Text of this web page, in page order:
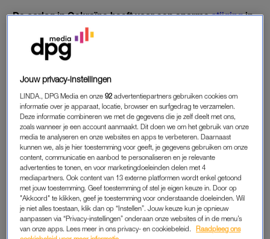
De oorlog in Oekraïne heeft voor een enormestijgingin
de prijs van energie gezorgd. Omdat de oorlog nog niet
voorbij is, raadt de Vastelastenbond af om meerjarige
energiecontracten af te sluiten.
Met een meerjarig contract betaal je mogelijk jarenlang te veel.
ENERGIECONTRACT
De afgelopen maanden mag de prijs van energie dan wel zijn
gedaald, de prijs ligt nog altijd maar net onder het prijsplafond.
“Als de oorlog in Oekraïne bijvoorbeeld in 2024 eindigt, heeft
dat gevolgen voor de gasprijs. Die kan dan sterk dalen, en dat
is geen prettig idee voor mensen die nu een meerjarencontract
hebben afgesloten”, vertelt Dirk-Jan Wolfert van de
Vastelastenbond aanHart van Nederland.
Jouw privacy-instellingen
LINDA., DPG Media en onze92 advertentiepartners gebruiken cookies om
informatie over je apparaat, locatie, browser en surfgedrag te verzamelen.
Deze informatie combineren we met de gegevens die je zelf deelt met ons,
zoals wanneer je een account aanmaakt. Dit doen we om het gebruik van onze
media te analyseren en onze websites en apps te verbeteren. Daarnaast
kunnen we, als je hier toestemming voor geeft, je gegevens gebruiken om onze
content, communicatie en aanbod te personaliseren en je relevante
advertenties te tonen, en voor marketingdoeleinden delen met 4
mediapartners. Ook content van 13 externe platformen wordt enkel getoond
met jouw toestemming. Geef toestemming of stel je eigen keuze in. Door op
"Akkoord" te klikken, geef je toestemming voor onderstaande doeleinden. Wil
je niet alles toestaan, klik dan op “Instellen”. Jouw keuze kun je opnieuw
aanpassen via “Privacy-instellingen” onderaan onze websites of in de menu’s
van onze apps. Lees meer in ons privacy- en cookiebeleid.
Raadpleeg ons